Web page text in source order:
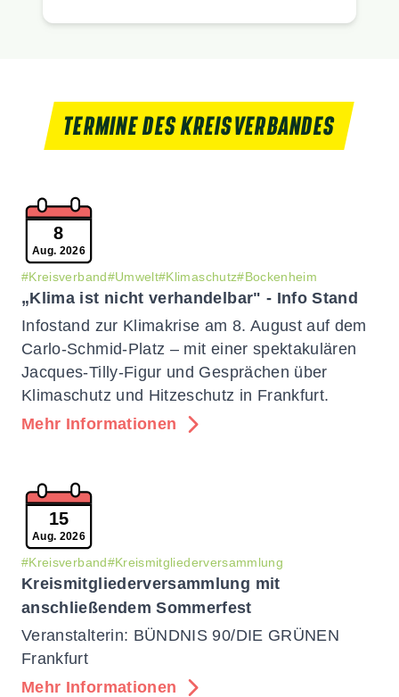
TERMINE DES KREISVERBANDES
8
Aug. 2026
#Kreisverband#Umwelt#Klimaschutz#Bockenheim
„Klima ist nicht verhandelbar" - Info Stand
Infostand zur Klimakrise am 8. August auf dem
Carlo-Schmid-Platz – mit einer spektakulären
Jacques-Tilly-Figur und Gesprächen über
Klimaschutz und Hitzeschutz in Frankfurt.
Mehr Informationen
15
Aug. 2026
#Kreisverband#Kreismitgliederversammlung
Kreismitgliederversammlung mit
anschließendem Sommerfest
Veranstalterin: BÜNDNIS 90/DIE GRÜNEN
Frankfurt
Mehr Informationen